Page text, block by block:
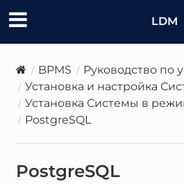
LDM
BPMS
Руководство по
Установка и настройка
Установка Системы в
PostgreSQL
PostgreSQL